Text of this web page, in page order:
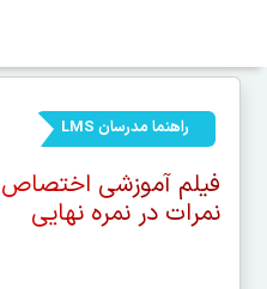
راهنما مدرسان LMS
فیلم آموزشی اختصاص
نمرات در نمره نهایی